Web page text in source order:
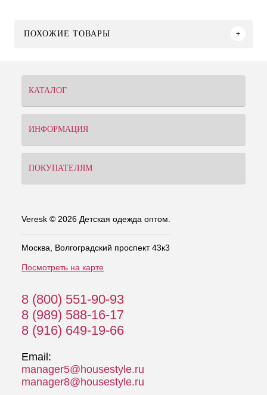
ПОХОЖИЕ ТОВАРЫ
КАТАЛОГ
ИНФОРМАЦИЯ
ПОКУПАТЕЛЯМ
Veresk © 2026 Детская одежда оптом.
Москва, Волгоградский проспект 43к3
Посмотреть на карте
8 (800) 551-90-93
8 (989) 588-16-17
8 (916) 649-19-66
Email:
manager5@housestyle.ru
manager8@housestyle.ru